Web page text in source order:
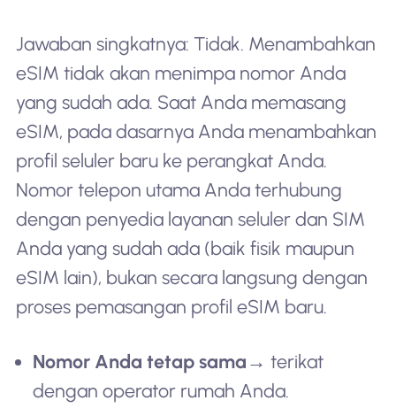
Jawaban singkatnya: Tidak. Menambahkan
eSIM tidak akan menimpa nomor Anda
yang sudah ada. Saat Anda memasang
eSIM, pada dasarnya Anda menambahkan
profil seluler baru ke perangkat Anda.
Nomor telepon utama Anda terhubung
dengan penyedia layanan seluler dan SIM
Anda yang sudah ada (baik fisik maupun
eSIM lain), bukan secara langsung dengan
proses pemasangan profil eSIM baru.
Nomor Anda tetap sama → terikat
dengan operator rumah Anda.